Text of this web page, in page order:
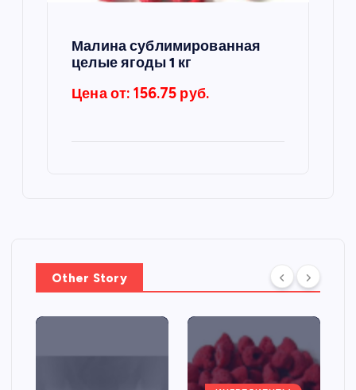
Малина сублимированная
целые ягоды 1 кг
Цена от: 156.75 руб.
Other Story